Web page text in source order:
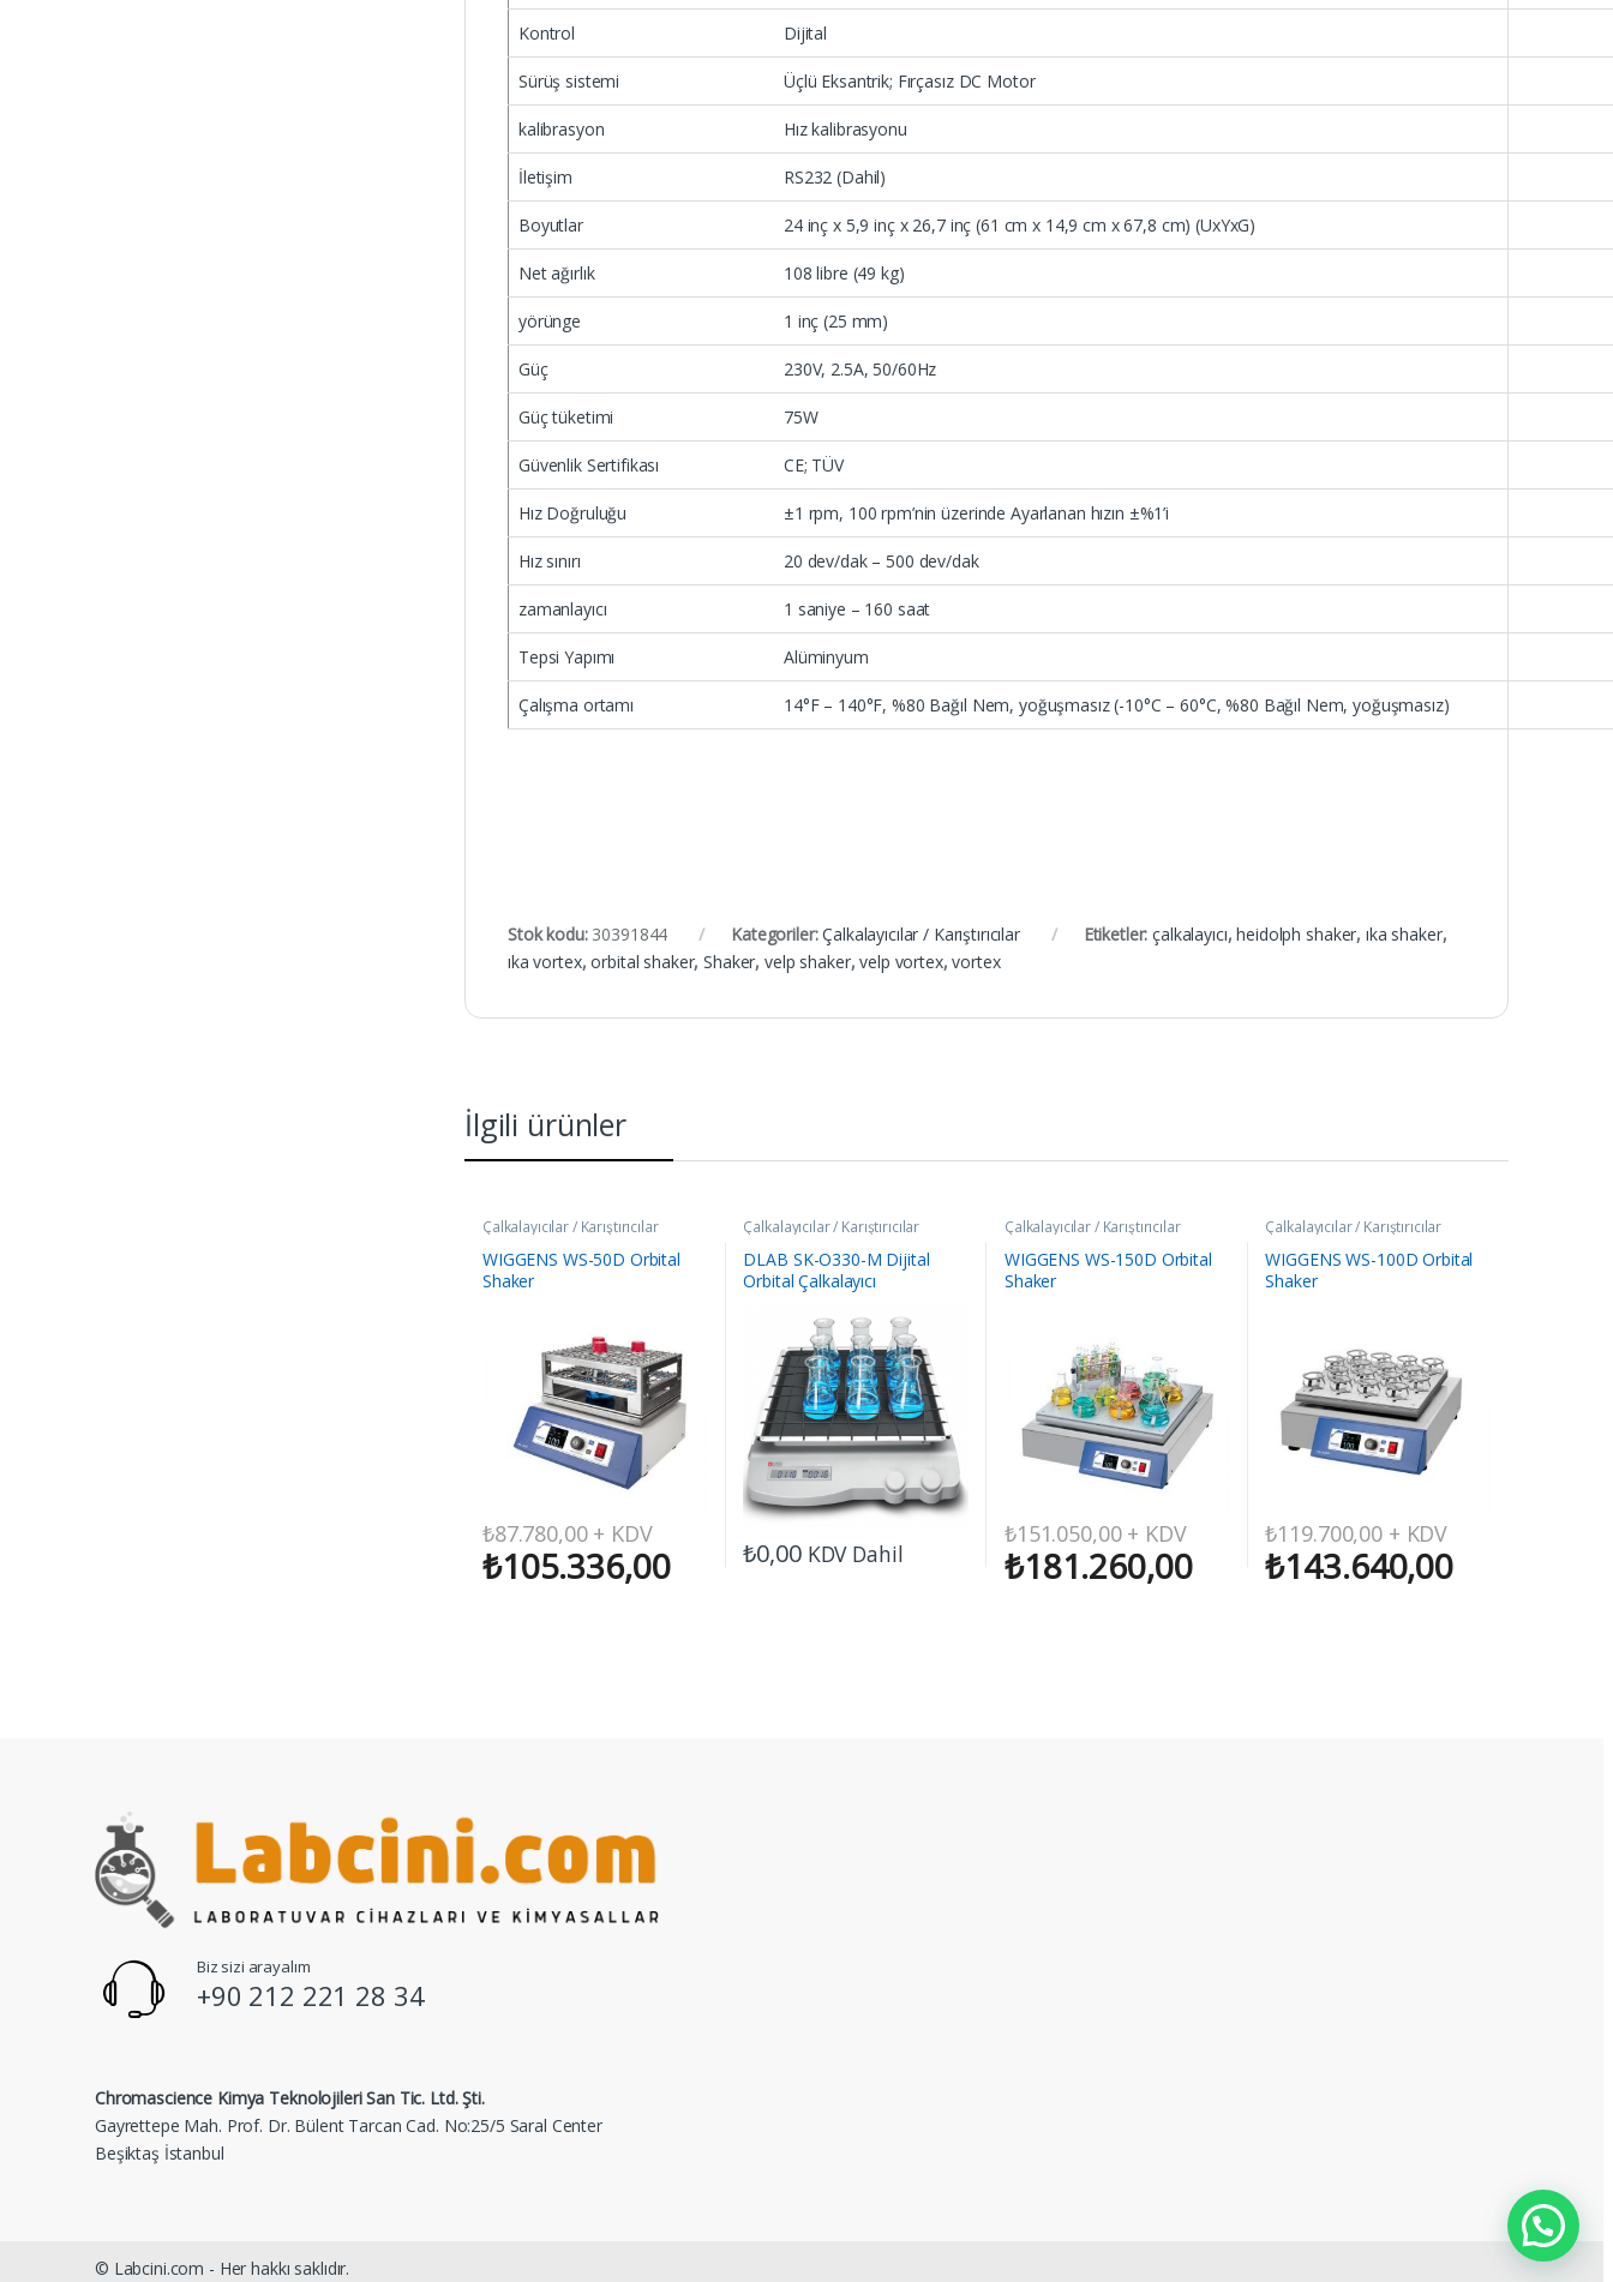
Kontrol Dijital
Sürüş sistemi Üçlü Eksantrik; Fırçasız DC Motor
kalibrasyon Hız kalibrasyonu
İletişim RS232 (Dahil)
Boyutlar 24 inç x 5,9 inç x 26,7 inç (61 cm x 14,9 cm x 67,8 cm) (UxYxG)
Net ağırlık 108 libre (49 kg)
yörünge 1 inç (25 mm)
Güç 230V, 2.5A, 50/60Hz
Güç tüketimi 75W
Güvenlik Sertifikası CE; TÜV
Hız Doğruluğu ±1 rpm, 100 rpm’nin üzerinde Ayarlanan hızın ±%1’i
Hız sınırı 20 dev/dak – 500 dev/dak
zamanlayıcı 1 saniye – 160 saat
Tepsi Yapımı Alüminyum
Çalışma ortamı 14°F – 140°F, %80 Bağıl Nem, yoğuşmasız (-10°C – 60°C, %80 Bağıl Nem, yoğuşmasız)
Stok kodu: 30391844 Kategoriler:Çalkalayıcılar / Karıştırıcılar Etiketler:çalkalayıcı,heidolph shaker, ıka shaker,
ıka vortex,orbital shaker,Shaker,velp shaker,velp vortex,vortex
İlgili ürünler
Çalkalayıcılar / Karıştırıcılar
WIGGENS WS-50D Orbital
Shaker
₺87.780,00+ KDV
₺105.336,00
Çalkalayıcılar / Karıştırıcılar
DLAB SK-O330-M Dijital
Orbital Çalkalayıcı
₺0,00 KDV Dahil
Çalkalayıcılar / Karıştırıcılar
WIGGENS WS-150D Orbital
Shaker
₺151.050,00+ KDV
₺181.260,00
Çalkalayıcılar / Karıştırıcılar
WIGGENS WS-100D Orbital
Shaker
₺119.700,00+ KDV
₺143.640,00
Biz sizi arayalım
+90 212 221 28 34
Chromascience Kimya Teknolojileri San Tic. Ltd. Şti.
Gayrettepe Mah. Prof. Dr. Bülent Tarcan Cad. No:25/5 Saral Center
Beşiktaş İstanbul
© Labcini.com - Her hakkı saklıdır.